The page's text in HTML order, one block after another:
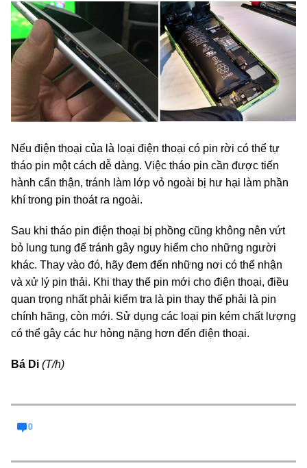
Nếu điện thoại của là loại điện thoại có pin rời có thể tự
tháo pin một cách dễ dàng. Việc tháo pin cần được tiến
hành cẩn thận, tránh làm lớp vỏ ngoài bị hư hại làm phần
khí trong pin thoát ra ngoài.
Sau khi tháo pin điện thoại bị phồng cũng không nên vứt
bỏ lung tung để tránh gây nguy hiểm cho những người
khác. Thay vào đó, hãy đem đến những nơi có thể nhận
và xử lý pin thải. Khi thay thế pin mới cho điện thoại, điều
quan trọng nhất phải kiểm tra là pin thay thế phải là pin
chính hãng, còn mới. Sử dụng các loại pin kém chất lượng
có thể gây các hư hỏng nặng hơn đến điện thoại.
Bá Di (T/h)
0